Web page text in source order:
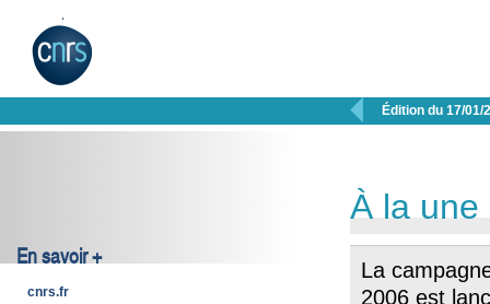
 Édition du 17/01/
En savoir +
cnrs.fr
À la une
La
2006 est